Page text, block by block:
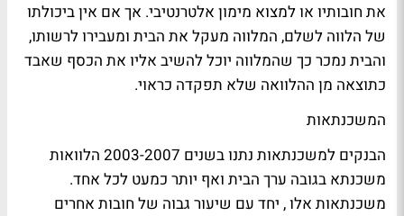
את חובותיו או למצוא מימון אלטרנטיבי. אך אם אין ביכולתו
של הלווה לשלם, המלווה מעקל את הבית ומעבירו לרשותו,
והבית נמכר כך שהמלווה יוכל להשיב אליו את הכסף שאבד
כתוצאה מן ההלוואה שלא תפקדה כראוי.
המשכנתאות
הבנקים למשכנתאות נתנו בשנים 2003-2007 הלוואות
משכנתא בגובה ערך הבית ואף יותר כמעט לכל אחד.
משכנתאות אלו , יחד עם שיעור גבוה של חובות אחרים